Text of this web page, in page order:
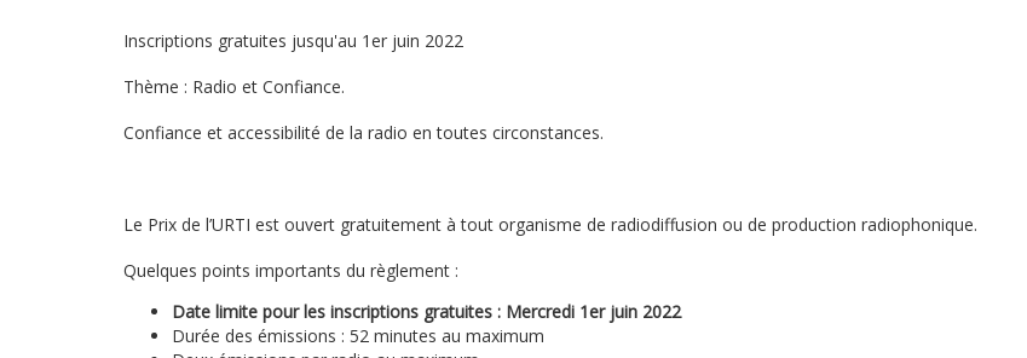
Inscriptions gratuites jusqu'au 1er juin 2022
Thème : Radio et Confiance.
Confiance et accessibilité de la radio en toutes circonstances.
Le Prix de l’URTI est ouvert gratuitement à tout organisme de radiodiffusion ou de production radiophonique.
Quelques points importants du règlement :
Date limite pour les inscriptions gratuites : Mercredi 1er juin 2022
Durée des émissions : 52 minutes au maximum